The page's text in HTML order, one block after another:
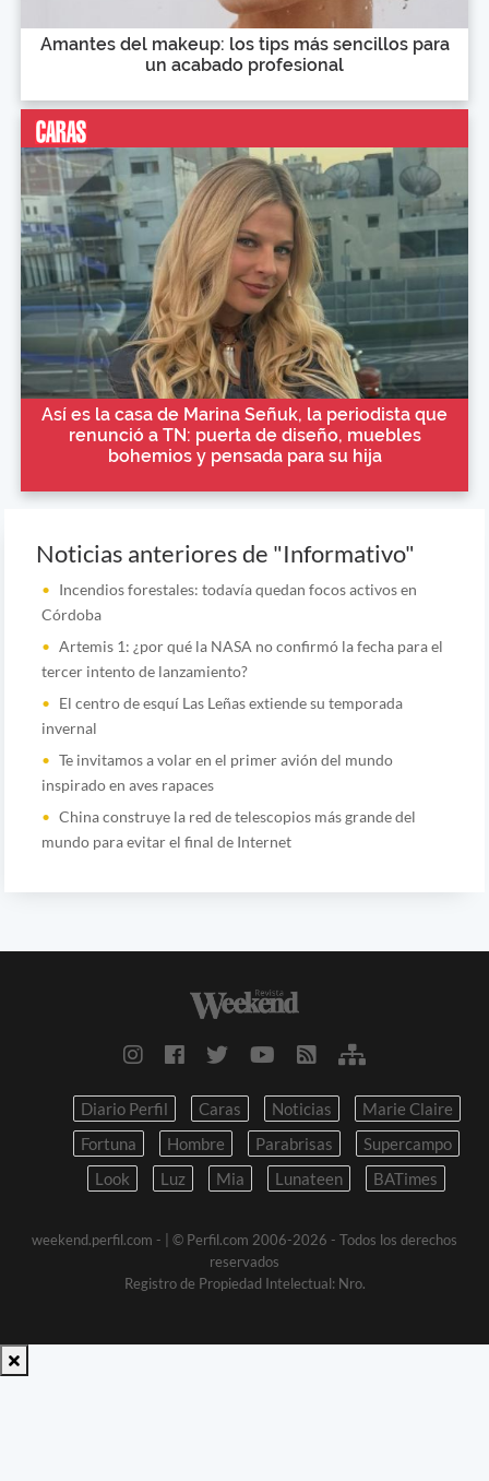
Amantes del makeup: los tips más sencillos para
un acabado profesional
Así es la casa de Marina Señuk, la periodista que
renunció a TN: puerta de diseño, muebles
bohemios y pensada para su hija
Noticias anteriores de "Informativo"
Incendios forestales: todavía quedan focos activos en
Córdoba
Artemis 1: ¿por qué la NASA no confirmó la fecha para el
tercer intento de lanzamiento?
El centro de esquí Las Leñas extiende su temporada
invernal
Te invitamos a volar en el primer avión del mundo
inspirado en aves rapaces
China construye la red de telescopios más grande del
mundo para evitar el final de Internet
Diario Perfil Caras Noticias
Marie Claire
Fortuna
Hombre Parabrisas
Supercampo
Look
Luz Mia Lunateen BATimes
weekend.perfil.com -
| © Perfil.com 2006-2026 - Todos los derechos
reservados
Registro de Propiedad Intelectual: Nro.